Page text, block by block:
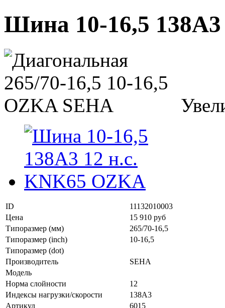
Шина 10-16,5
ID
11132010003
Цена
15 910 руб
Типоразмер (мм)
265/70-16,5
Типоразмер (inch)
10-16,5
Типоразмер (dot)
Производитель
SEHA
Модель
Норма слойности
12
Индексы нагрузки/скорости
138A3
Артикул
6015